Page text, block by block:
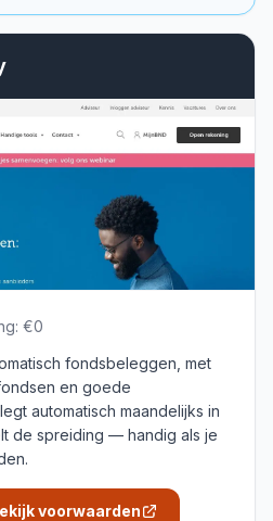
€0
fondsbeleggen, met
en goede
automatisch maandelijks in
de spreiding — handig als je
voorwaarden